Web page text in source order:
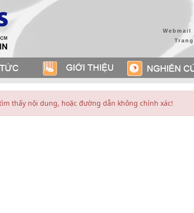
Webmail
thấy nội dung, hoặc đường dẫn không chính xác!